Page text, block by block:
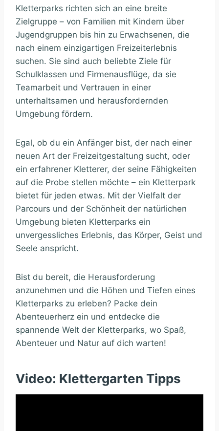
Kletterparks richten sich an eine breite
Zielgruppe – von Familien mit Kindern über
Jugendgruppen bis hin zu Erwachsenen, die
nach einem einzigartigen Freizeiterlebnis
suchen. Sie sind auch beliebte Ziele für
Schulklassen und Firmenausflüge, da sie
Teamarbeit und Vertrauen in einer
unterhaltsamen und herausfordernden
Umgebung fördern.
Egal, ob du ein Anfänger bist, der nach einer
neuen Art der Freizeitgestaltung sucht, oder
ein erfahrener Kletterer, der seine Fähigkeiten
auf die Probe stellen möchte – ein Kletterpark
bietet für jeden etwas. Mit der Vielfalt der
Parcours und der Schönheit der natürlichen
Umgebung bieten Kletterparks ein
unvergessliches Erlebnis, das Körper, Geist und
Seele anspricht.
Bist du bereit, die Herausforderung
anzunehmen und die Höhen und Tiefen eines
Kletterparks zu erleben? Packe dein
Abenteuerherz ein und entdecke die
spannende Welt der Kletterparks, wo Spaß,
Abenteuer und Natur auf dich warten!
Video: Klettergarten Tipps